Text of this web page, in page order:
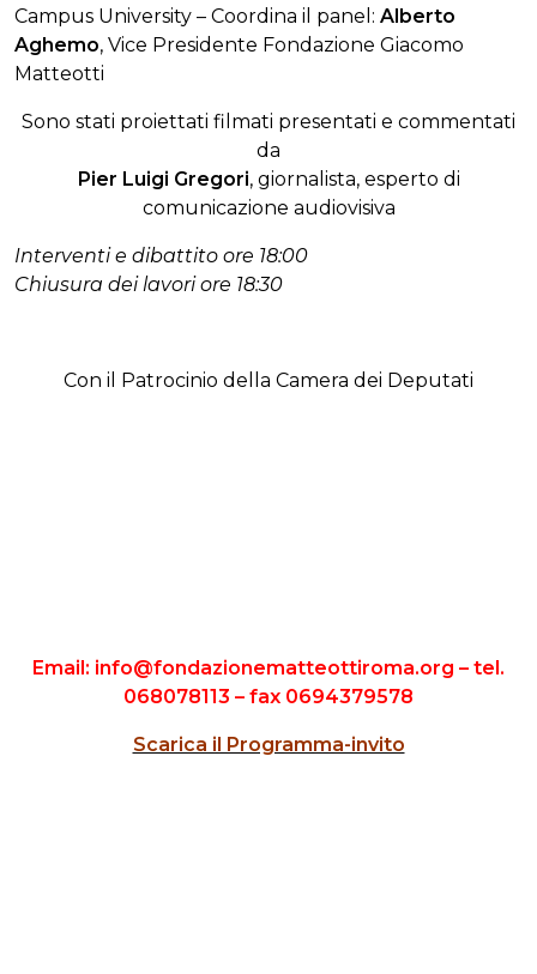
Campus University – Coordina il panel: Alberto
Aghemo, Vice Presidente Fondazione Giacomo
Matteotti
Sono stati proiettati filmati presentati e commentati
da
Pier Luigi Gregori, giornalista, esperto di
comunicazione audiovisiva
Interventi e dibattito ore 18:00
Chiusura dei lavori ore 18:30
Con il Patrocinio della Camera dei Deputati
Email: info@fondazionematteottiroma.org – tel.
068078113 – fax 0694379578
Scarica il Programma-invito